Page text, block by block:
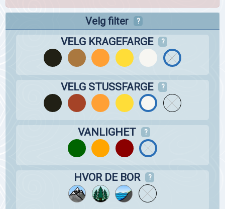
Velg filter ?
VELG KRAGEFARGE ?
VELG STUSSFARGE ?
VANLIGHET ?
HVOR DE BOR ?